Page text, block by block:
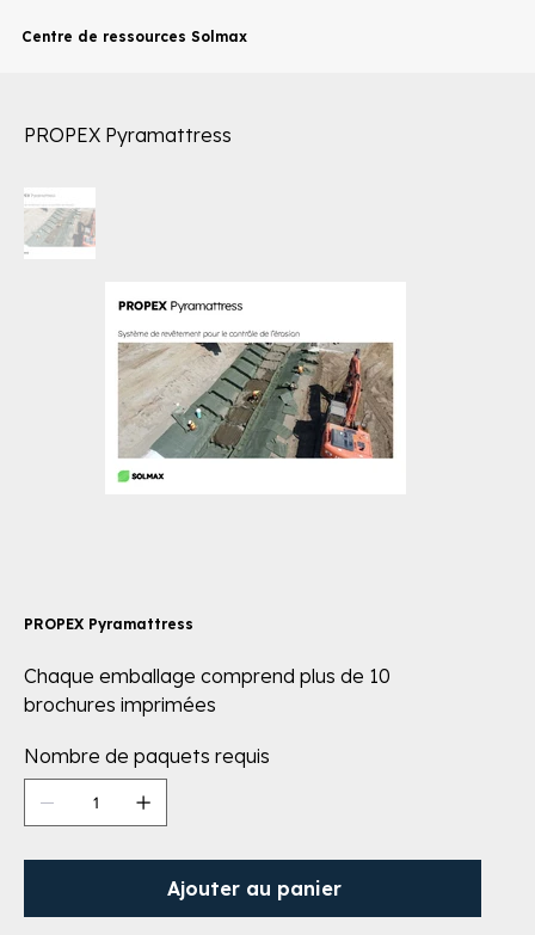
Centre de ressources Solmax
PROPEX Pyramattress
PROPEX Pyramattress
Chaque emballage comprend plus de 10
brochures imprimées
Nombre de paquets requis
Ajouter au panier